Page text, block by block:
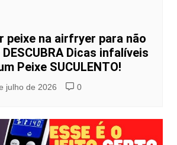
peixe na airfryer para não
Dicas infalíveis
Peixe SUCULENTO!
julho de 2026 0